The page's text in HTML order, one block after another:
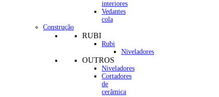
interiores
Vedantes
cola
Construção
RUBI
Rubi
Niveladores
OUTROS
Niveladores
Cortadores
de
cerâmica